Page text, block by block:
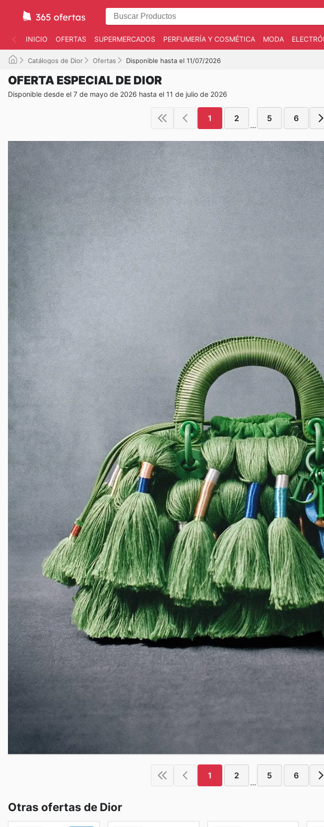
INICIO OFERTAS SUPERMERCADOS PERFUMERÍA Y COSMÉTICA MODA
Catálogos de Dior Ofertas Disponible hasta el 11/07/2026
OFERTA ESPECIAL DE DIOR
Disponible desde el 7 de mayo de 2026 hasta el 11 de julio de 2026
1 2
...
5 6
1 2
...
5 6
Otras ofertas de Dior